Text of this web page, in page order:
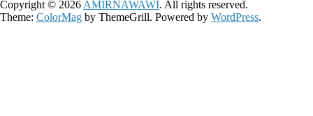
Copyright © 2026 AMIRNAWAWI. All rights reserved.
Theme: ColorMag by ThemeGrill. Powered by WordPress.